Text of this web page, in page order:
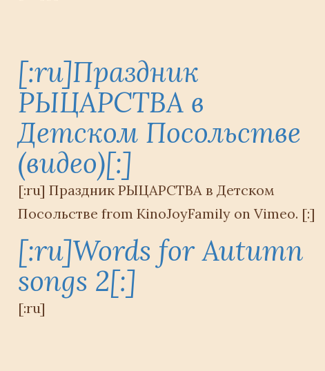
[:ru]Праздник
РЫЦАРСТВА в
Детском Посольстве
(видео)[:]
[:ru] Праздник РЫЦАРСТВА в Детском
Посольстве from KinoJoyFamily on Vimeo. [:]
[:ru]Words for Autumn
songs 2[:]
[:ru]